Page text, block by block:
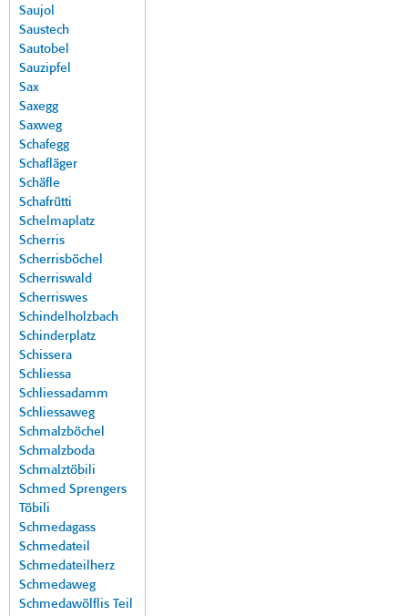
Saujol
Saustech
Sautobel
Sauzipfel
Sax
Saxegg
Saxweg
Schafegg
Schafläger
Schäfle
Schafrütti
Schelmaplatz
Scherris
Scherrisböchel
Scherriswald
Scherriswes
Schindelholzbach
Schinderplatz
Schissera
Schliessa
Schliessadamm
Schliessaweg
Schmalzböchel
Schmalzboda
Schmalztöbili
Schmed Sprengers
Töbili
Schmedagass
Schmedateil
Schmedateilherz
Schmedaweg
Schmedawölflis Teil